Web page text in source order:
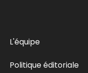
L'équipe
Politique éditoriale